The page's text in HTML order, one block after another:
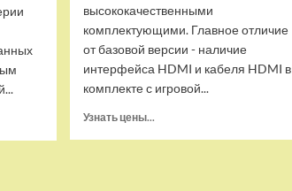
высококачественными
комплектующими. Главное отличие
от базовой версии - наличие
интерфейса HDMI и кабеля HDMI в
комплекте с игровой...
Узнать цены...